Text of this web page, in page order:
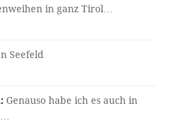
in ganz Tirol…
Seefeld
Genauso habe ich es auch in